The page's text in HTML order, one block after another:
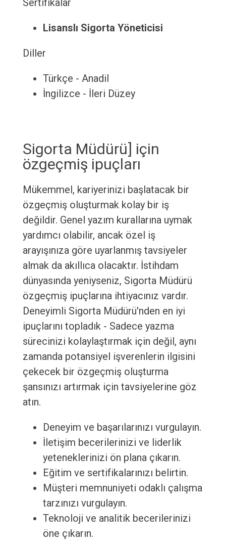
Sertifikalar
Lisanslı Sigorta Yöneticisi
Diller
Türkçe - Anadil
İngilizce - İleri Düzey
Sigorta Müdürü] için
özgeçmiş ipuçları
Mükemmel, kariyerinizi başlatacak bir
özgeçmiş oluşturmak kolay bir iş
değildir. Genel yazım kurallarına uymak
yardımcı olabilir, ancak özel iş
arayışınıza göre uyarlanmış tavsiyeler
almak da akıllıca olacaktır. İstihdam
dünyasında yeniyseniz, Sigorta Müdürü
özgeçmiş ipuçlarına ihtiyacınız vardır.
Deneyimli Sigorta Müdürü'nden en iyi
ipuçlarını topladık - Sadece yazma
sürecinizi kolaylaştırmak için değil, aynı
zamanda potansiyel işverenlerin ilgisini
çekecek bir özgeçmiş oluşturma
şansınızı artırmak için tavsiyelerine göz
atın.
Deneyim ve başarılarınızı vurgulayın.
İletişim becerilerinizi ve liderlik
yeteneklerinizi ön plana çıkarın.
Eğitim ve sertifikalarınızı belirtin.
Müşteri memnuniyeti odaklı çalışma
tarzınızı vurgulayın.
Teknoloji ve analitik becerilerinizi
öne çıkarın.